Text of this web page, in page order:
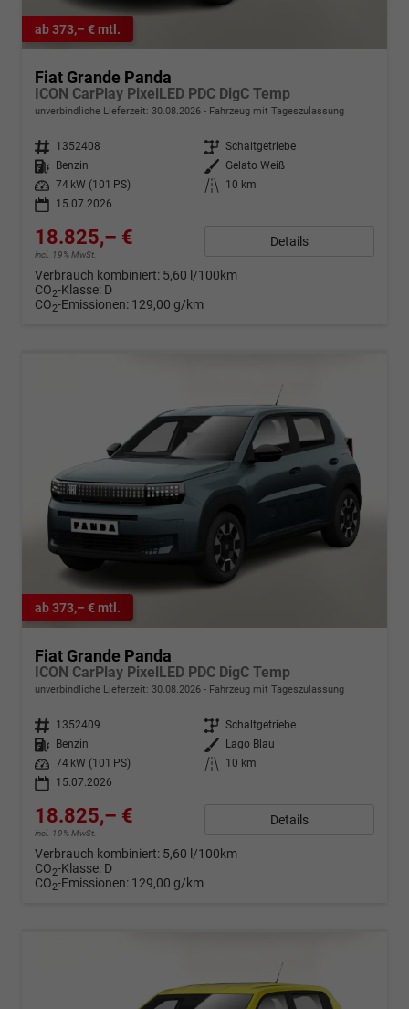
ab 373,– € mtl.
Fiat Grande Panda
ICON CarPlay PixelLED PDC DigC Temp
unverbindliche Lieferzeit: 30.08.2026 Fahrzeug mit Tageszulassung
Fahrzeugnr. 1352408 Getriebe Schaltgetriebe
Kraftstoff
Benzin Außenfarbe
Gelato Weiß
Leistung
74 kW (101 PS) Kilometerstand
10 km
15.07.2026
18.825,– €
incl. 19% MwSt.
Details
Verbrauch kombiniert: 5,60 l/100km
CO2-Klasse: D
CO2-Emissionen: 129,00 g/km
ab 373,– € mtl.
Fiat Grande Panda
ICON CarPlay PixelLED PDC DigC Temp
unverbindliche Lieferzeit: 30.08.2026 Fahrzeug mit Tageszulassung
Fahrzeugnr. 1352409 Getriebe Schaltgetriebe
Kraftstoff
Benzin Außenfarbe
Lago Blau
Leistung
74 kW (101 PS) Kilometerstand
10 km
15.07.2026
18.825,– €
incl. 19% MwSt.
Details
Verbrauch kombiniert: 5,60 l/100km
CO2-Klasse: D
CO2-Emissionen: 129,00 g/km